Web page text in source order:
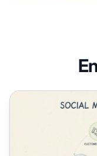
Pourquoi le